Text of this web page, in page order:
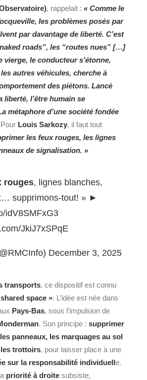
, rappelait : « Comme le
les problèmes posés par
par davantage de liberté. C’est
roads”, les “routes nues” […]
vierge, le conducteur s’étonne,
autres véhicules, cherche à
des piétons. Lancé
liberté, l’être humain se
métaphore d’une société fondée
Pour Louis Sarkozy, il faut tout
les feux rouges, les lignes
de signalisation. »
rouges, lignes blanches,
supprimons-tout! » ►
idV8SMFxG3
JkiJ7xSPqE
December 3, 2025
transports, ce dispositif est connu
space ». L’idée est née dans
Pays-Bas, sous l’impulsion de
. Son principe : supprimer
panneaux, les marquages au sol
trottoirs, pour laisser place à une
sur la responsabilité individuelle.
priorité à droite subsiste,